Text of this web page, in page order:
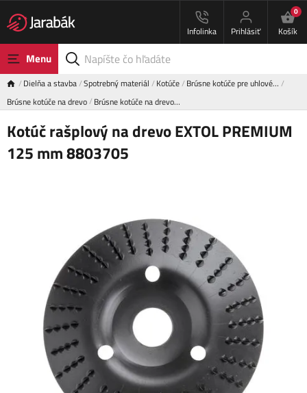
Infolinka Prihlásiť
0
Košík
Menu
Dielňa a stavba Spotrebný materiál Kotúče Brúsne kotúče pre uhlové…
Brúsne kotúče na drevo Brúsne kotúče na drevo…
Kotúč rašplový na drevo EXTOL PREMIUM
125 mm 8803705